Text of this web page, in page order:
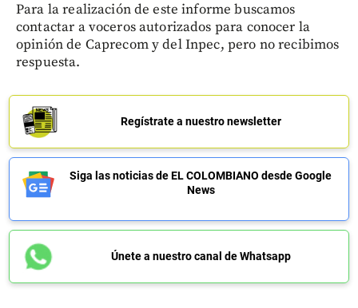
Para la realización de este informe buscamos
contactar a voceros autorizados para conocer la
opinión de Caprecom y del Inpec, pero no recibimos
respuesta.
Regístrate a nuestro newsletter
Siga las noticias de EL COLOMBIANO desde Google
News
Únete a nuestro canal de Whatsapp